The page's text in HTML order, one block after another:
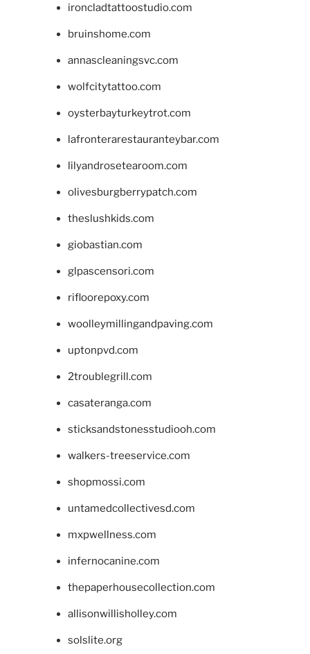
ironcladtattoostudio.com
bruinshome.com
annascleaningsvc.com
wolfcitytattoo.com
oysterbayturkeytrot.com
lafronterarestauranteybar.com
lilyandrosetearoom.com
olivesburgberrypatch.com
theslushkids.com
giobastian.com
glpascensori.com
rifloorepoxy.com
woolleymillingandpaving.com
uptonpvd.com
2troublegrill.com
casateranga.com
sticksandstonesstudiooh.com
walkers-treeservice.com
shopmossi.com
untamedcollectivesd.com
mxpwellness.com
infernocanine.com
thepaperhousecollection.com
allisonwillisholley.com
solslite.org